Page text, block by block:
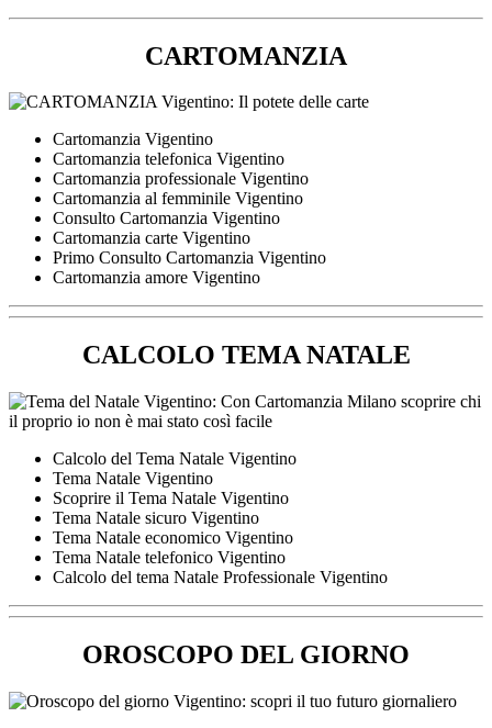
CARTOMANZIA
Cartomanzia Vigentino
Cartomanzia telefonica Vigentino
Cartomanzia professionale Vigentino
Cartomanzia al femminile Vigentino
Consulto Cartomanzia Vigentino
Cartomanzia carte Vigentino
Primo Consulto Cartomanzia Vigentino
Cartomanzia amore Vigentino
CALCOLO TEMA NATALE
Calcolo del Tema Natale Vigentino
Tema Natale Vigentino
Scoprire il Tema Natale Vigentino
Tema Natale sicuro Vigentino
Tema Natale economico Vigentino
Tema Natale telefonico Vigentino
Calcolo del tema Natale Professionale Vigentino
OROSCOPO DEL GIORNO